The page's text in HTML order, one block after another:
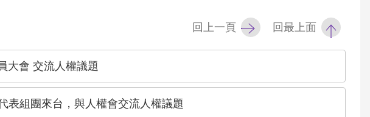
回上一頁 回最上面
大會 交流人權議題
表組團來台，與人權會交流人權議題